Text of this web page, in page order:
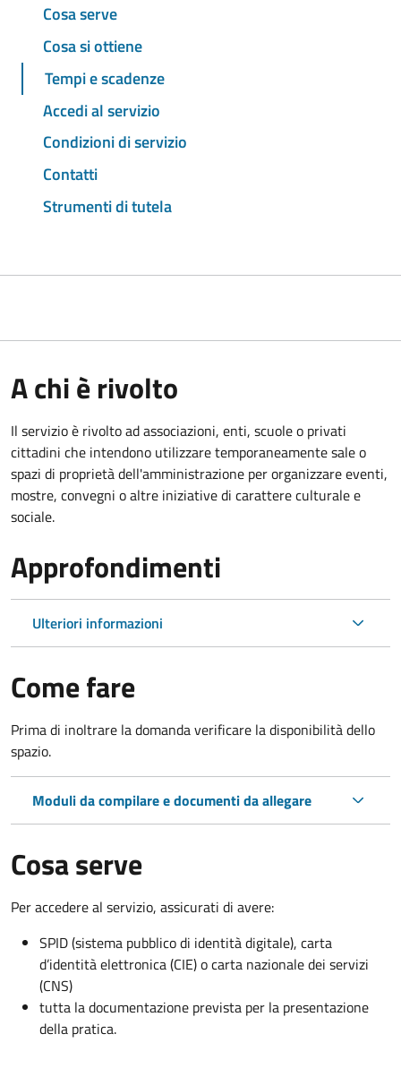
Cosa serve
Cosa si ottiene
Tempi e scadenze
Accedi al servizio
Condizioni di servizio
Contatti
Strumenti di tutela
A chi è rivolto
Il servizio è rivolto ad associazioni, enti, scuole o privati
cittadini che intendono utilizzare temporaneamente sale o
spazi di proprietà dell'amministrazione per organizzare eventi,
mostre, convegni o altre iniziative di carattere culturale e
sociale.
Approfondimenti
Ulteriori informazioni
Come fare
Prima di inoltrare la domanda verificare la disponibilità dello
spazio.
Moduli da compilare e documenti da allegare
Cosa serve
Per accedere al servizio, assicurati di avere:
SPID (sistema pubblico di identità digitale), carta
d’identità elettronica (CIE) o carta nazionale dei servizi
(CNS)
tutta la documentazione prevista per la presentazione
della pratica.